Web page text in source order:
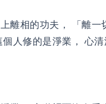
離相的功夫， 「離
人修的是淨業， 心